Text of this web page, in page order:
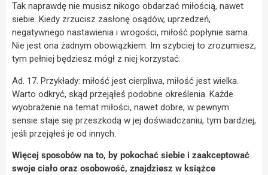
Tak naprawdę nie musisz nikogo obdarzać miłością, nawet
siebie. Kiedy zrzucisz zasłonę osądów, uprzedzeń,
negatywnego nastawienia i wrogości, miłość popłynie sama.
Nie jest ona żadnym obowiązkiem. Im szybciej to zrozumiesz,
tym pełniej będziesz mógł z niej korzystać.
Ad. 17. Przykłady: miłość jest cierpliwa, miłość jest wielka.
Warto odkryć, skąd przejąłeś podobne określenia. Każde
wyobrażenie na temat miłości, nawet dobre, w pewnym
sensie staje się przeszkodą w jej doświadczaniu, tym bardziej,
jeśli przejąłeś je od innych.
Więcej sposobów na to, by pokochać siebie i zaakceptować
swoje ciało oraz osobowość, znajdziesz w książce